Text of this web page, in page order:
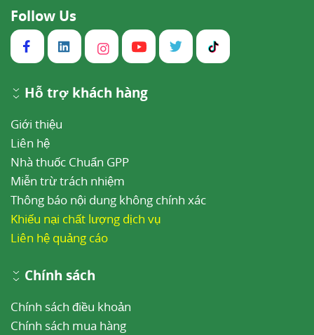
Follow Us
Hỗ trợ khách hàng
Giới thiệu
Liên hệ
Nhà thuốc Chuẩn GPP
Miễn trừ trách nhiệm
Thông báo nội dung không chính xác
Khiếu nại chất lượng dịch vụ
Liên hệ quảng cáo
Chính sách
Chính sách điều khoản
Chính sách mua hàng